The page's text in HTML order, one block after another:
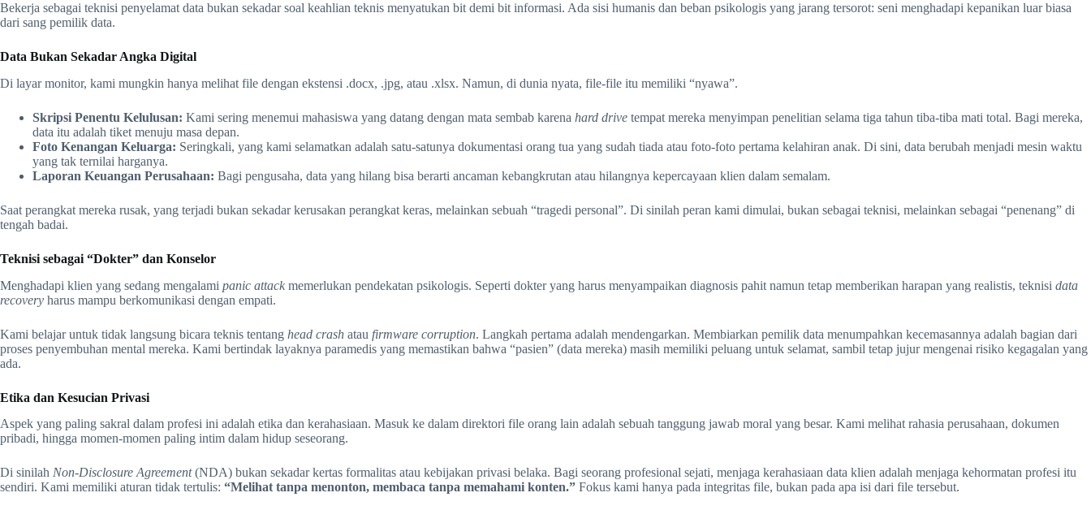
Bekerja sebagai teknisi penyelamat data bukan sekadar soal keahlian teknis menyatukan bit demi bit informasi. Ada sisi humanis dan beban psikologis yang jarang tersorot: seni menghadapi kepanikan luar biasa
dari sang pemilik data.
Data Bukan Sekadar Angka Digital
Di layar monitor, kami mungkin hanya melihat file dengan ekstensi .docx, .jpg, atau .xlsx. Namun, di dunia nyata, file-file itu memiliki “nyawa”.
Skripsi Penentu Kelulusan: Kami sering menemui mahasiswa yang datang dengan mata sembab karena hard drive tempat mereka menyimpan penelitian selama tiga tahun tiba-tiba mati total. Bagi mereka,
data itu adalah tiket menuju masa depan.
Foto Kenangan Keluarga: Seringkali, yang kami selamatkan adalah satu-satunya dokumentasi orang tua yang sudah tiada atau foto-foto pertama kelahiran anak. Di sini, data berubah menjadi mesin waktu
yang tak ternilai harganya.
Laporan Keuangan Perusahaan: Bagi pengusaha, data yang hilang bisa berarti ancaman kebangkrutan atau hilangnya kepercayaan klien dalam semalam.
Saat perangkat mereka rusak, yang terjadi bukan sekadar kerusakan perangkat keras, melainkan sebuah “tragedi personal”. Di sinilah peran kami dimulai, bukan sebagai teknisi, melainkan sebagai “penenang” di
tengah badai.
Teknisi sebagai “Dokter” dan Konselor
Menghadapi klien yang sedang mengalami panic attack memerlukan pendekatan psikologis. Seperti dokter yang harus menyampaikan diagnosis pahit namun tetap memberikan harapan yang realistis, teknisi data
recovery harus mampu berkomunikasi dengan empati.
Kami belajar untuk tidak langsung bicara teknis tentang head crash atau firmware corruption. Langkah pertama adalah mendengarkan. Membiarkan pemilik data menumpahkan kecemasannya adalah bagian dari
proses penyembuhan mental mereka. Kami bertindak layaknya paramedis yang memastikan bahwa “pasien” (data mereka) masih memiliki peluang untuk selamat, sambil tetap jujur mengenai risiko kegagalan yang
ada.
Etika dan Kesucian Privasi
Aspek yang paling sakral dalam profesi ini adalah etika dan kerahasiaan. Masuk ke dalam direktori file orang lain adalah sebuah tanggung jawab moral yang besar. Kami melihat rahasia perusahaan, dokumen
pribadi, hingga momen-momen paling intim dalam hidup seseorang.
Di sinilah Non-Disclosure Agreement(NDA) bukan sekadar kertas formalitas atau kebijakan privasi belaka. Bagi seorang profesional sejati, menjaga kerahasiaan data klien adalah menjaga kehormatan profesi itu
sendiri. Kami memiliki aturan tidak tertulis: “Melihat tanpa menonton, membaca tanpa memahami konten.” Fokus kami hanya pada integritas file, bukan pada apa isi dari file tersebut.